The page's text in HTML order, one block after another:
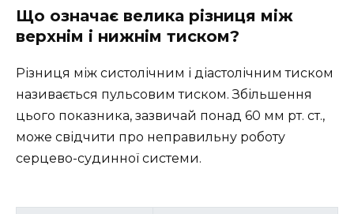
Що означає велика різниця між
верхнім і нижнім тиском?
Різниця між систолічним і діастолічним тиском
називається пульсовим тиском. Збільшення
цього показника, зазвичай понад 60 мм рт. ст.,
може свідчити про неправильну роботу
серцево-судинної системи.